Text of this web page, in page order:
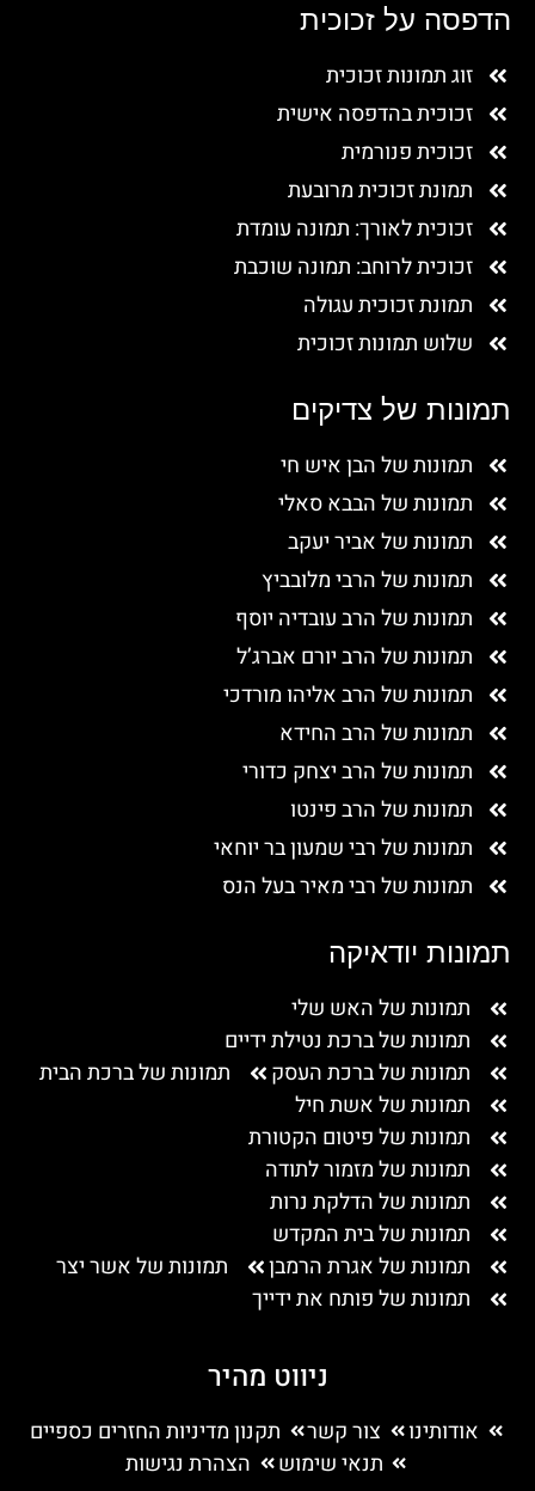
תמונות יודאיקה
תמונות של האש שלי
תמונות של ברכת נטילת ידיים
תמונות של ברכת העסק
תמונות של ברכת הבית
תמונות של אשת חיל
תמונות של פיטום הקטורת
תמונות של מזמור לתודה
תמונות של הדלקת נרות
תמונות של בית המקדש
תמונות של אגרת הרמבן
תמונות של אשר יצר
תמונות של פותח את ידייך
תמונות של צדיקים
תמונות של הבן איש חי
תמונות של הבבא סאלי
תמונות של אביר יעקב
תמונות של הרבי מלובביץ
תמונות של הרב עובדיה יוסף
תמונות של הרב יורם אברג’ל
תמונות של הרב אליהו מורדכי
תמונות של הרב החידא
תמונות של הרב יצחק כדורי
תמונות של הרב פינטו
תמונות של רבי שמעון בר יוחאי
תמונות של רבי מאיר בעל הנס
הדפסה על זכוכית
זוג תמונות זכוכית
זכוכית בהדפסה אישית
זכוכית פנורמית
תמונת זכוכית מרובעת
זכוכית לאורך: תמונה עומדת
זכוכית לרוחב: תמונה שוכבת
תמונת זכוכית עגולה
שלוש תמונות זכוכית
ניווט מהיר
אודותינו צור קשר
תקנון מדיניות החזרים כספיים
תנאי שימוש
הצהרת נגישות